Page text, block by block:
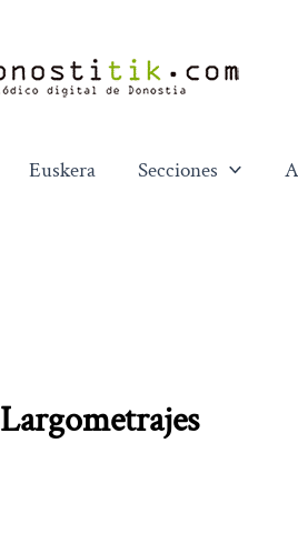
Euskera Secciones
Largometrajes